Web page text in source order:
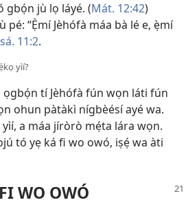
gbọ́n jù lọ láyé. (Mát. 12:42)
pé: “Ẹ̀mí Jèhófà máa bà lé e, ẹ̀mí
11:2.
yìí?
ọgbọ́n tí Jèhófà fún wọn láti fún
ohun pàtàkì nígbèésí ayé wa.
a máa jíròrò mẹ́ta lára wọn.
tó yẹ ká fi wo owó, iṣẹ́ wa àti
WO OWÓ